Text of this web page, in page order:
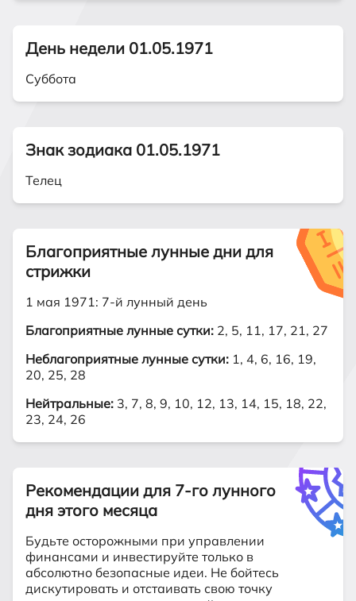
День недели 01.05.1971
Суббота
Знак зодиака 01.05.1971
Телец
Благоприятные лунные дни для
стрижки
1 мая 1971: 7-й лунный день
Благоприятные лунные сутки: 2, 5, 11, 17, 21, 27
Неблагоприятные лунные сутки: 1, 4, 6, 16, 19,
20, 25, 28
Нейтральные: 3, 7, 8, 9, 10, 12, 13, 14, 15, 18, 22,
23, 24, 26
Рекомендации для 7-го лунного
дня этого месяца
Будьте осторожными при управлении
финансами и инвестируйте только в
абсолютно безопасные идеи. Не бойтесь
дискутировать и отстаивать свою точку